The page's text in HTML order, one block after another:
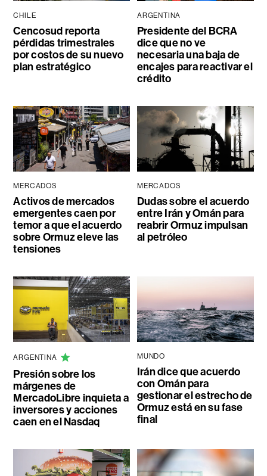
CHILE
Cencosud reporta
pérdidas trimestrales
por costos de su nuevo
plan estratégico
ARGENTINA
Presidente del BCRA
dice que no ve
necesaria una baja de
encajes para reactivar el
crédito
MERCADOS
Activos de mercados
emergentes caen por
temor a que el acuerdo
sobre Ormuz eleve las
tensiones
MERCADOS
Dudas sobre el acuerdo
entre Irán y Omán para
reabrir Ormuz impulsan
al petróleo
ARGENTINA
Presión sobre los
márgenes de
MercadoLibre inquieta a
inversores y acciones
caen en el Nasdaq
MUNDO
Irán dice que acuerdo
con Omán para
gestionar el estrecho de
Ormuz está en su fase
final